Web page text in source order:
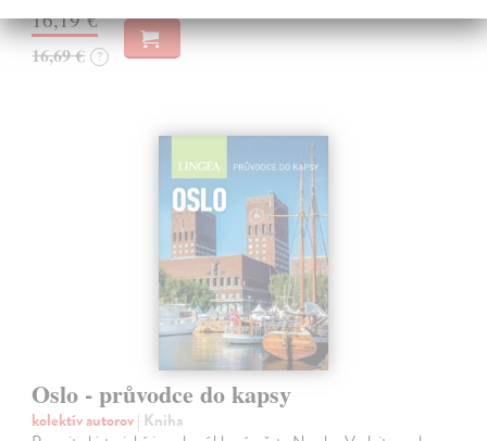
16,19 €
16,69 € ?
Oslo - průvodce do kapsy
kolektív autorov| Kniha